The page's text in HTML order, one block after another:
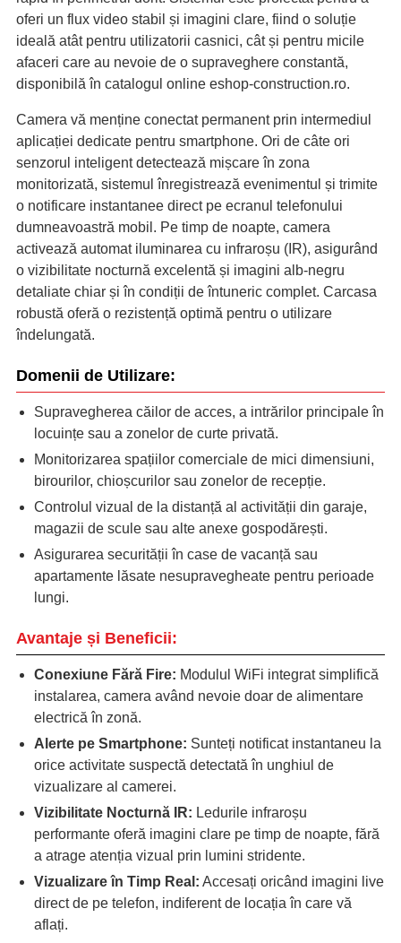
oferi un flux video stabil și imagini clare, fiind o soluție
ideală atât pentru utilizatorii casnici, cât și pentru micile
afaceri care au nevoie de o supraveghere constantă,
disponibilă în catalogul online eshop-construction.ro.
Camera vă menține conectat permanent prin intermediul
aplicației dedicate pentru smartphone. Ori de câte ori
senzorul inteligent detectează mișcare în zona
monitorizată, sistemul înregistrează evenimentul și trimite
o notificare instantanee direct pe ecranul telefonului
dumneavoastră mobil. Pe timp de noapte, camera
activează automat iluminarea cu infraroșu (IR), asigurând
o vizibilitate nocturnă excelentă și imagini alb-negru
detaliate chiar și în condiții de întuneric complet. Carcasa
robustă oferă o rezistență optimă pentru o utilizare
îndelungată.
Domenii de Utilizare:
Supravegherea căilor de acces, a intrărilor principale în
locuințe sau a zonelor de curte privată.
Monitorizarea spațiilor comerciale de mici dimensiuni,
birourilor, chioșcurilor sau zonelor de recepție.
Controlul vizual de la distanță al activității din garaje,
magazii de scule sau alte anexe gospodărești.
Asigurarea securității în case de vacanță sau
apartamente lăsate nesupravegheate pentru perioade
lungi.
Avantaje și Beneficii:
Conexiune Fără Fire: Modulul WiFi integrat simplifică
instalarea, camera având nevoie doar de alimentare
electrică în zonă.
Alerte pe Smartphone: Sunteți notificat instantaneu la
orice activitate suspectă detectată în unghiul de
vizualizare al camerei.
Vizibilitate Nocturnă IR: Ledurile infraroșu
performante oferă imagini clare pe timp de noapte, fără
a atrage atenția vizual prin lumini stridente.
Vizualizare în Timp Real: Accesați oricând imagini live
direct de pe telefon, indiferent de locația în care vă
aflați.